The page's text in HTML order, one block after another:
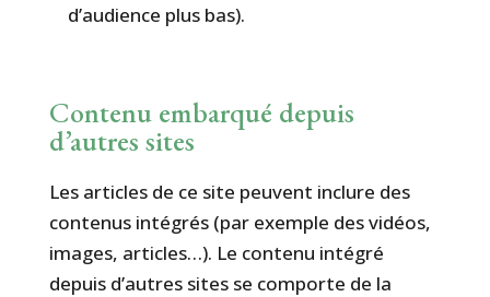
d’audience plus bas).
Contenu embarqué depuis
d’autres sites
Les articles de ce site peuvent inclure des
contenus intégrés (par exemple des vidéos,
images, articles…). Le contenu intégré
depuis d’autres sites se comporte de la